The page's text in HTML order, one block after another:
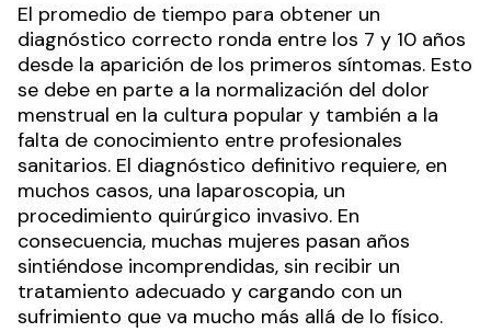
El promedio de tiempo para obtener un
diagnóstico correcto ronda entre los 7 y 10 años
desde la aparición de los primeros síntomas. Esto
se debe en parte a la normalización del dolor
menstrual en la cultura popular y también a la
falta de conocimiento entre profesionales
sanitarios. El diagnóstico definitivo requiere, en
muchos casos, una laparoscopia, un
procedimiento quirúrgico invasivo. En
consecuencia, muchas mujeres pasan años
sintiéndose incomprendidas, sin recibir un
tratamiento adecuado y cargando con un
sufrimiento que va mucho más allá de lo físico.